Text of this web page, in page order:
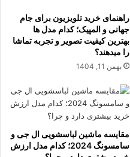
راهنمای خرید تلویزیون برای جام
جهانی و المپیک؛ کدام مدل ها
بهترین کیفیت تصویر و تجربه تماشا
را میدهند؟
بهمن 11, 1404
مقایسه ماشین لباسشویی ال جی و
سامسونگ 2024؛ کدام مدل ارزش